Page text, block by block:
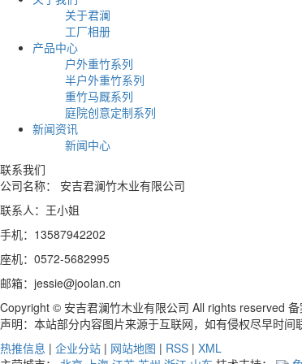
关于君澜
工厂相册
产品中心
户外重竹系列
半户外重竹系列
重竹马厩系列
庭院创意定制系列
新闻资讯
新闻中心
联系我们
公司名称： 安吉君澜竹木业有限公司
联系人：王小姐
手机：13587942202
座机：0572-5682995
邮箱：jessie@joolan.cn
Copyright © 安吉君澜竹木业有限公司 All rights reserved 备
声明：本站部分内容图片来源于互联网，如有侵权尽早时间
热推信息 | 企业分站 | 网站地图 | RSS | XML